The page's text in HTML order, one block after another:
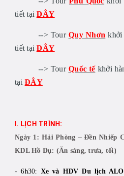
tiết tạiĐÂY
--> TourQuy Nhơn khởi
tiết tạiĐÂY
--> Tour Quốc tế khởi
tại ĐÂY
I. LỊCH TRÌNH:
Ngày 1: Hải Phòng – Đền Nhiếp
KDL Hồ Dụ: (Ăn sáng, trưa, tối)
- 6h30: Xe và HDV Du lịch